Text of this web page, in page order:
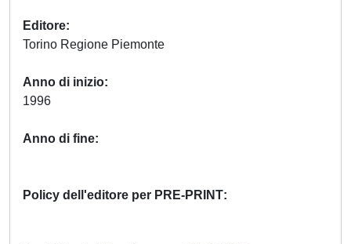
Editore
Anno di inizio
Anno di fine
Policy dell'editore per PRE-PRINT